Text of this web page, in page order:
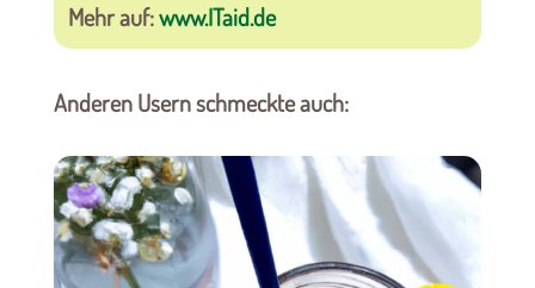
Mehr auf:www.ITaid.de
Anderen Usern schmeckte auch: